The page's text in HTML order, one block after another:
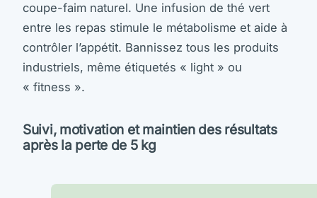
coupe-faim naturel. Une infusion de thé vert
entre les repas stimule le métabolisme et aide à
contrôler l’appétit. Bannissez tous les produits
industriels, même étiquetés « light » ou
« fitness ».
Suivi, motivation et maintien des résultats
après la perte de 5 kg